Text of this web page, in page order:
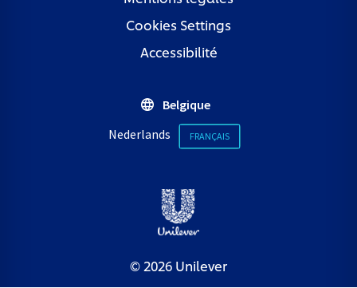
Cookies Settings
Accessibilité
Belgique
Nederlands
FRANÇAIS
© 2026 Unilever